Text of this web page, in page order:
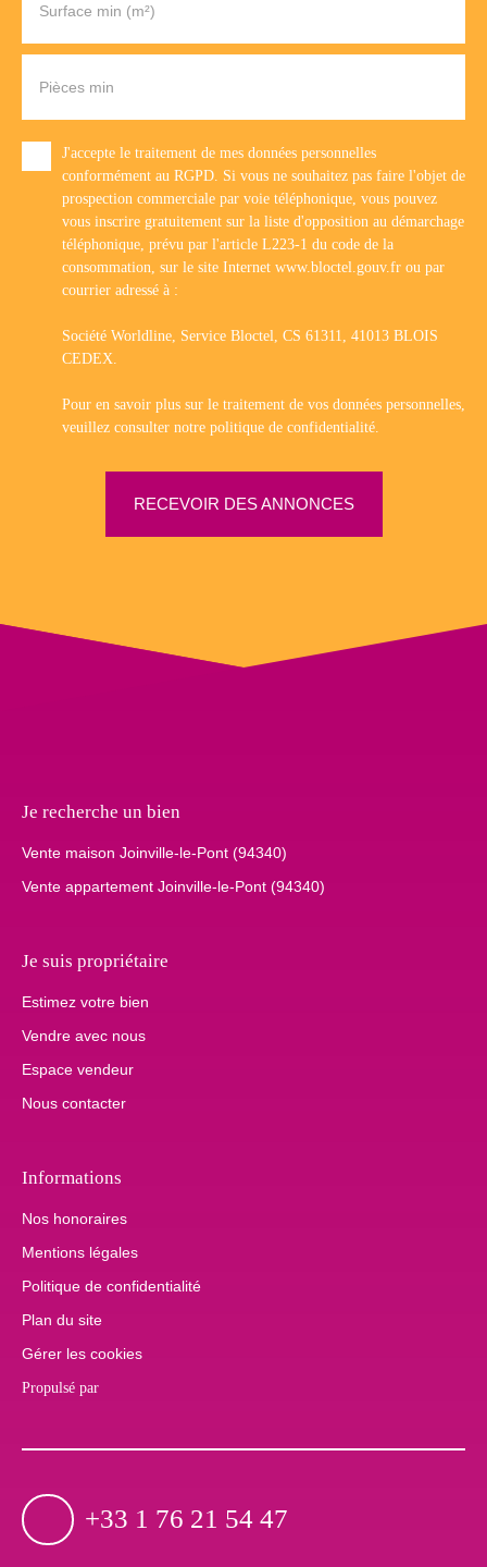
Surface min (m²)
Pièces min
J'accepte le traitement de mes données personnelles
conformément au RGPD. Si vous ne souhaitez pas faire l'objet de
prospection commerciale par voie téléphonique, vous pouvez
vous inscrire gratuitement sur la liste d'opposition au démarchage
téléphonique, prévu par l'article L223-1 du code de la
consommation, sur le site Internet www.bloctel.gouv.fr ou par
courrier adressé à :
Société Worldline, Service Bloctel, CS 61311, 41013 BLOIS
CEDEX.
Pour en savoir plus sur le traitement de vos données personnelles,
veuillez consulter notre politique de confidentialité
RECEVOIR DES ANNONCES
Je recherche un bien
Vente maison Joinville-le-Pont (94340)
Vente appartement Joinville-le-Pont (94340)
Je suis propriétaire
Estimez votre bien
Vendre avec nous
Espace vendeur
Nous contacter
Informations
Nos honoraires
Mentions légales
Politique de confidentialité
Plan du site
Gérer les cookies
Propulsé par
+33 1 76 21 54 47